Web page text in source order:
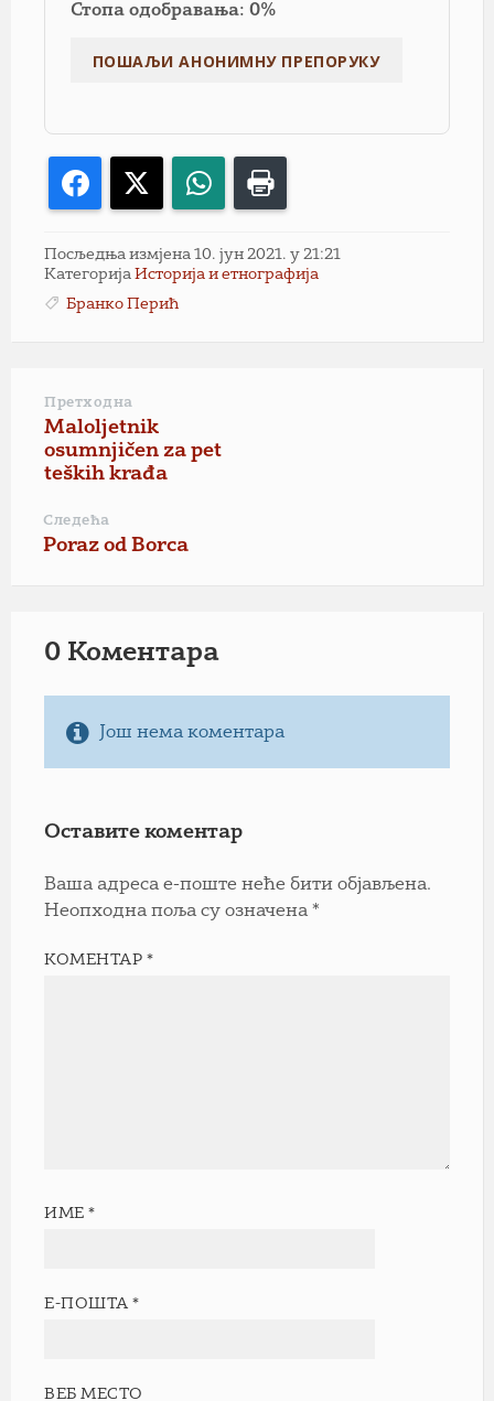
Стопа одобравања: 0%
Facebook WhatsApp
Посљедња измјена 10. јун 2021. у 21:21
Категорија Историја и етнографија
Бранко Перић
Претходна
Maloljetnik
osumnjičen za pet
teških krađa
Следећа
Poraz od Borca
0 Коментарa
Још нема коментара
Оставите коментар
Ваша адреса е-поште неће бити објављена.
Неопходна поља су означена *
КОМЕНТАР*
ИМЕ*
Е-ПОШТА*
ВЕБ МЕСТО